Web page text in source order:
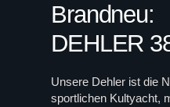
Brandneu:
DEHLER
Unsere Dehler ist die
sportlichen Kultyacht,